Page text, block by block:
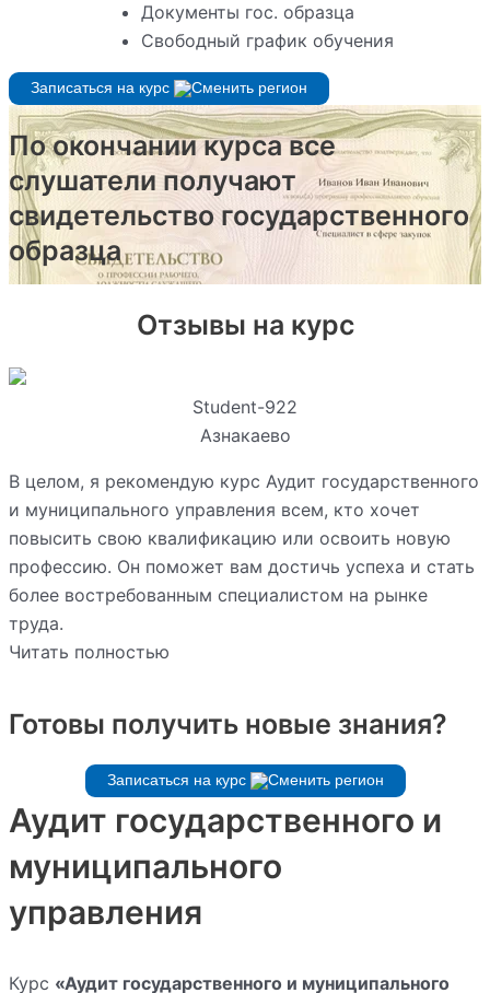
Документы гос. образца
Свободный график обучения
Записаться на курс
По окончании курса все
слушатели получают
свидетельство государственного
образца
Отзывы на курс
Student-922
Азнакаево
В целом, я рекомендую курс Аудит государственного
и муниципального управления всем, кто хочет
повысить свою квалификацию или освоить новую
профессию. Он поможет вам достичь успеха и стать
более востребованным специалистом на рынке
труда.
Читать полностью
Готовы получить новые знания?
Записаться на курс
Аудит государственного и
муниципального
управления
Курс «Аудит государственного и муниципального